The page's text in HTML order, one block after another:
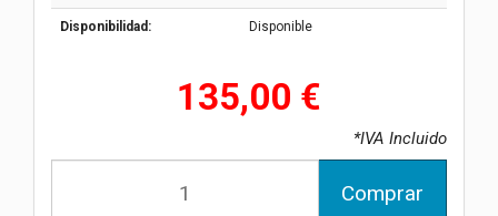
Disponibilidad: Disponible
135,00 €
*IVA Incluido
Comprar